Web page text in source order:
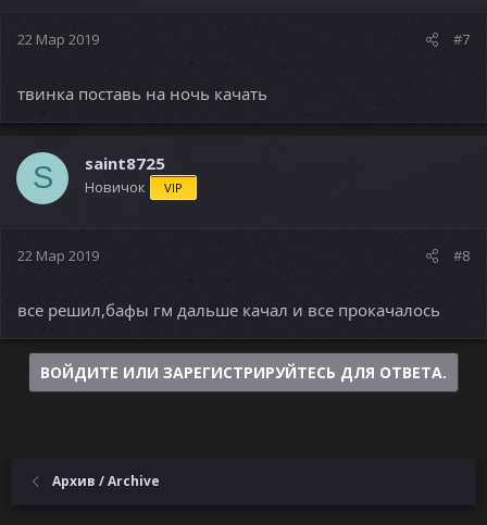
22 Мар 2019 #7
твинка поставь на ночь качать
S saint8725
Новичок VIP
22 Мар 2019 #8
все решил,бафы гм дальше качал и все прокачалось
ВОЙДИТЕ ИЛИ ЗАРЕГИСТРИРУЙТЕСЬ ДЛЯ ОТВЕТА.
Архив / Archive